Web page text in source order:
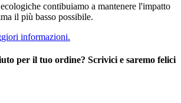
contibuiamo a mantenere l'impatto
il più basso possibile.
informazioni.
per il tuo ordine? Scrivici e saremo felici